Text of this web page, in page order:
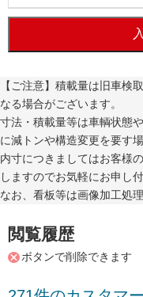
【ご注意】積載量は旧車検
なる場合がございます。
寸法・積載量等は車輌状態
に減トンや構造変更を要す
内寸につきましてはお客様
しますのでお気軽にお申し付
なお、看板等は画像加工処
閲覧履歴
ボタンで削除できます